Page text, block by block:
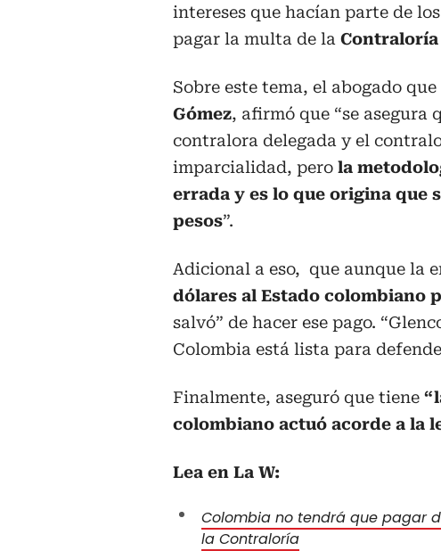
intereses que hacían parte de
pagar la multa de la Contraloría
Sobre este tema, el abogado
Gómez, afirmó que “se
contralora delegada y el
imparcialidad, pero la
errada y es lo que origina que
pesos”.
Adicional a eso, que aunque la
dólares al Estado colombiano
salvó” de hacer ese pago.
Colombia está lista para
Finalmente, aseguró que tiene
colombiano actuó acorde a la
Lea en La W:
Colombia no tendrá que pagar
la Contraloría